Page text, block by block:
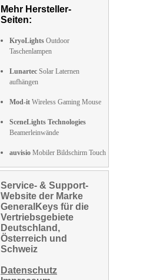
Mehr Hersteller-
Seiten:
KryoLights Outdoor
Taschenlampen
Lunartec Solar Laternen
aufhängen
Mod-it Wireless Gaming Mouse
SceneLights Technologies
Beamerleinwände
auvisio Mobiler Bildschirm Touch
Service- & Support-
Website der Marke
GeneralKeys für die
Vertriebsgebiete
Deutschland,
Österreich und
Schweiz
Datenschutz